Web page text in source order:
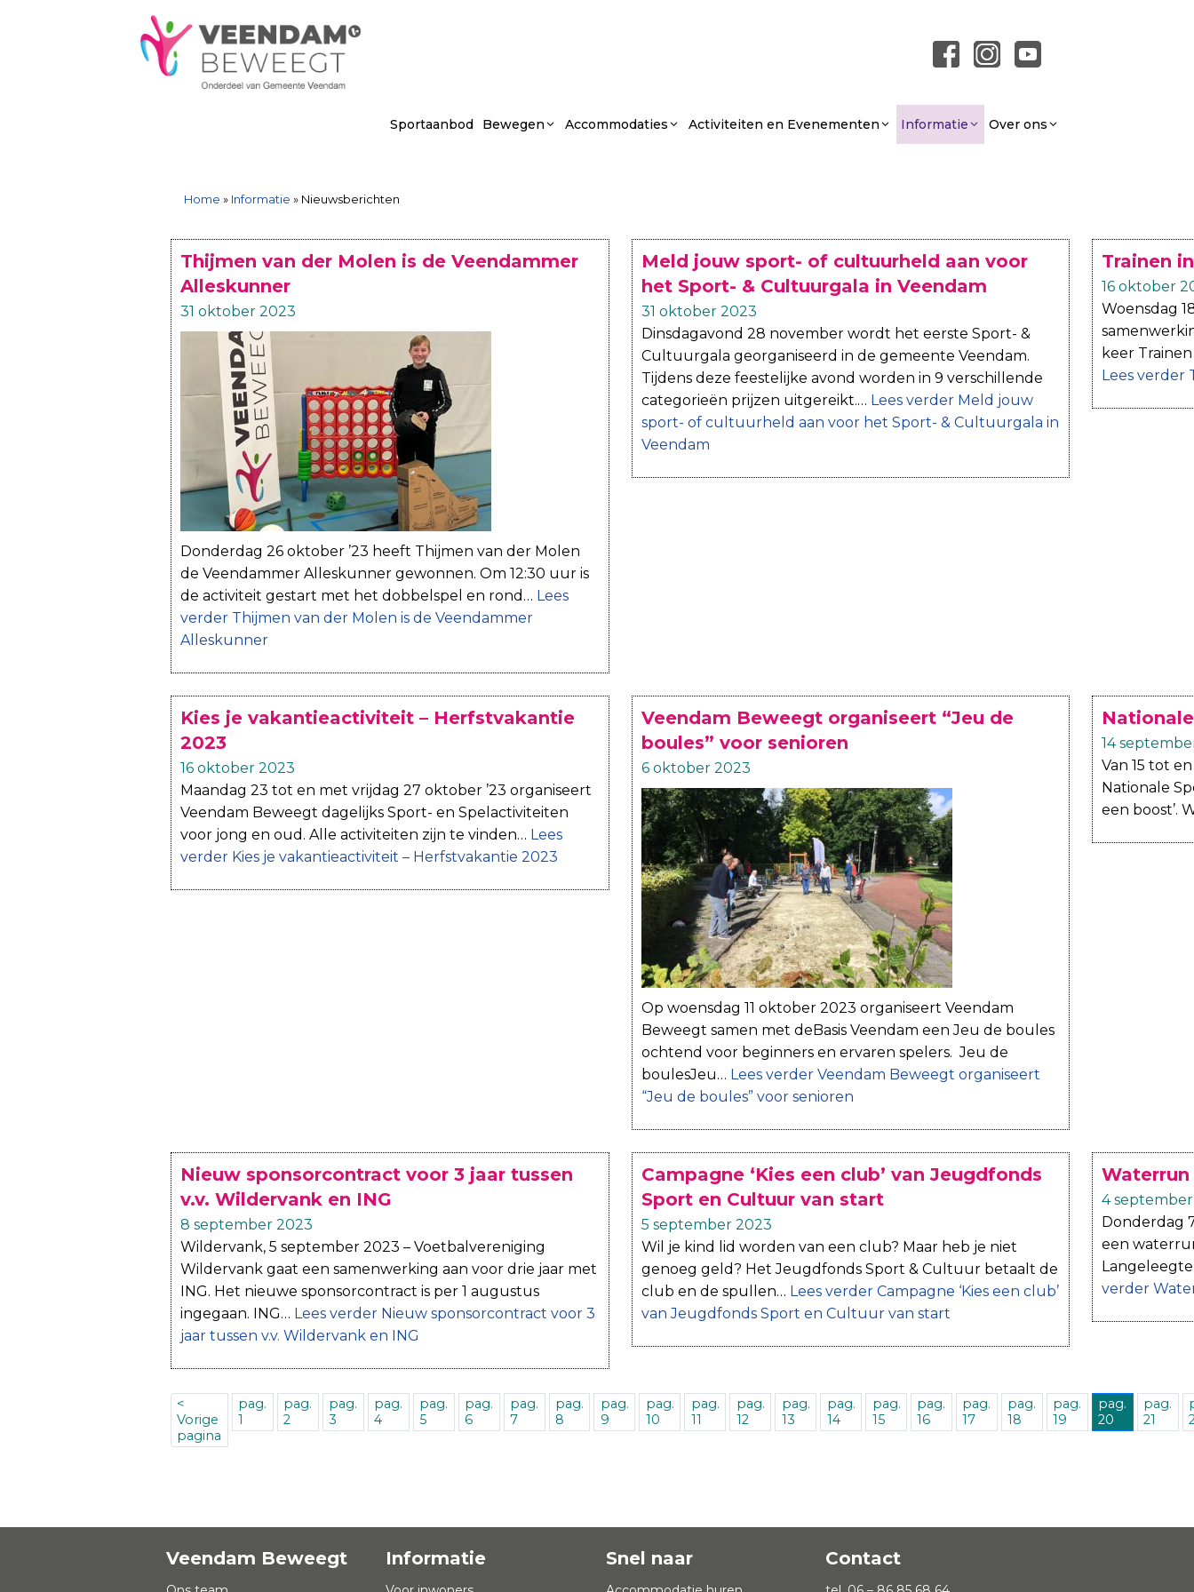
Sportaanbod Bewegen Accommodaties Activiteiten en Evenementen Informatie Over ons
Home » Informatie » Nieuwsberichten
Thijmen van der Molen is de Veendammer
Alleskunner
31 oktober 2023
Donderdag 26 oktober ’23 heeft Thijmen van der Molen
de Veendammer Alleskunner gewonnen. Om 12:30 uur is
de activiteit gestart met het dobbelspel en rond… Lees
verder Thijmen van der Molen is de Veendammer
Alleskunner
Meld jouw sport- of cultuurheld aan voor
het Sport- & Cultuurgala in Veendam
31 oktober 2023
Dinsdagavond 28 november wordt het eerste Sport- &
Cultuurgala georganiseerd in de gemeente Veendam.
Tijdens deze feestelijke avond worden in 9 verschillende
categorieën prijzen uitgereikt.… Lees verderMeld jouw
sport- of cultuurheld aan voor het Sport- & Cultuurgala in
Veendam
Trainen
16 oktober
Woensdag
keer
Lees verder
Kies je vakantieactiviteit – Herfstvakantie
2023
16 oktober 2023
Maandag 23 tot en met vrijdag 27 oktober ’23 organiseert
Veendam Beweegt dagelijks Sport- en Spelactiviteiten
voor jong en oud. Alle activiteiten zijn te vinden… Lees
verder Kies je vakantieactiviteit – Herfstvakantie 2023
Veendam Beweegt organiseert “Jeu de
boules” voor senioren
6 oktober 2023
Op woensdag 11 oktober 2023 organiseert Veendam
Beweegt samen met deBasis Veendam een Jeu de boules
ochtend voor beginners en ervaren spelers. Jeu de
boulesJeu… Lees verderVeendam Beweegt organiseert
“Jeu de boules” voor senioren
14
Van 15 tot
Nationale
een boost’.
Nieuw sponsorcontract voor 3 jaar tussen
v.v. Wildervank en ING
8 september 2023
Wildervank, 5 september 2023 – Voetbalvereniging
Wildervank gaat een samenwerking aan voor drie jaar met
ING. Het nieuwe sponsorcontract is per 1 augustus
ingegaan. ING… Lees verder Nieuw sponsorcontract voor 3
jaar tussen v.v. Wildervank en ING
Campagne ‘Kies een club’ van Jeugdfonds
Sport en Cultuur van start
5 september 2023
Wil je kind lid worden van een club? Maar heb je niet
genoeg geld? Het Jeugdfonds Sport & Cultuur betaalt de
club en de spullen… Lees verderCampagne ‘Kies een club’
van Jeugdfonds Sport en Cultuur van start
4
Donderdag
een
verder
<
Vorige
pagina
pag.
1
pag.
2
pag.
3
pag.
4
pag.
5
pag.
6
pag.
7
pag.
8
pag.
9
pag.
10
pag.
11
pag.
12
pag.
13
pag.
14
pag.
15
pag.
16
pag.
17
pag.
18
pag.
19
pag.
20
pag.
21
Veendam Beweegt Informatie Snel naar Contact